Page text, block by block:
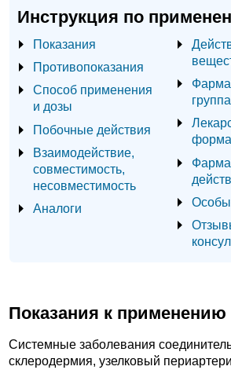
Инструкция по
Показания
Противопоказания
Способ применения
и дозы
Побочные действия
Взаимодействие,
совместимость,
несовместимость
Аналоги
группа
форма
Показания к применению
Системные заболевания
склеродермия, узелковый